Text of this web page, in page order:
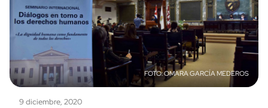
OMARA GARCÍA MEDEROS
9 diciembre, 2020